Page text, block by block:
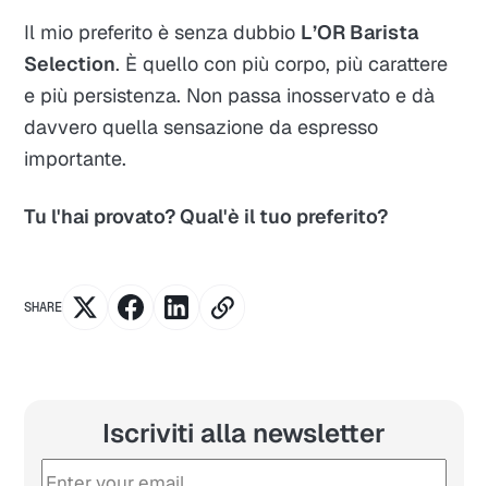
Il mio preferito è senza dubbio L’OR Barista
Selection. È quello con più corpo, più carattere
e più persistenza. Non passa inosservato e dà
davvero quella sensazione da espresso
importante.
Tu l'hai provato? Qual'è il tuo preferito?
SHARE
Iscriviti alla newsletter